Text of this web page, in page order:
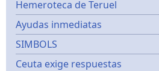
Hemeroteca de Teruel
Ayudas inmediatas
SIMBOLS
Ceuta exige respuestas